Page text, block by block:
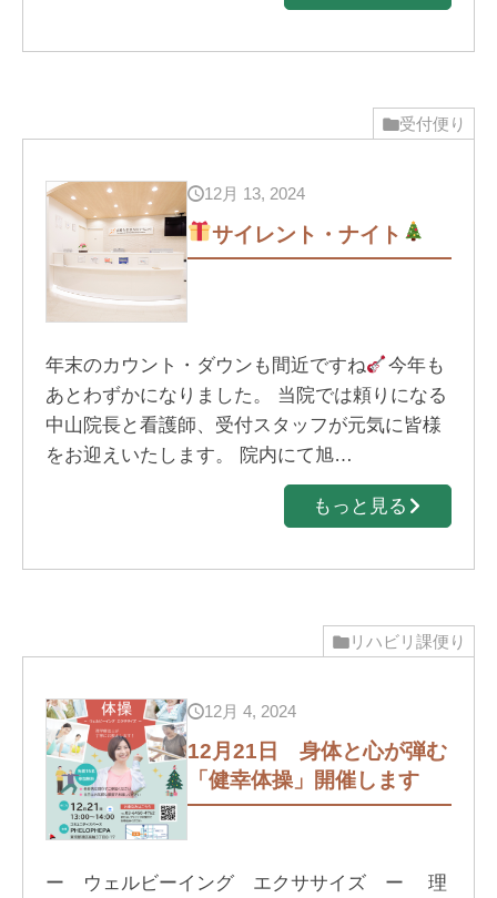
受付便り
12月 13, 2024
サイレント・ナイト
年末のカウント・ダウンも間近ですね
今年も
あとわずかになりました。 当院では頼りになる
中山院長と看護師、受付スタッフが元気に皆様
をお迎えいたします。 院内にて旭…
もっと見る
リハビリ課便り
12月 4, 2024
12月21日 身体と心が弾む
「健幸体操」開催します
ー ウェルビーイング エクササイズ ー 理